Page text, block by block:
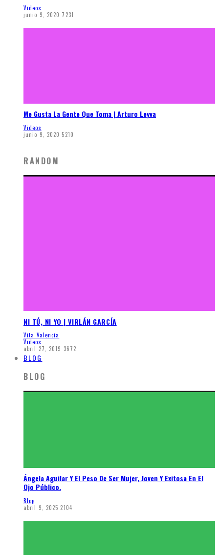
Videos
junio 9, 2020 7231
Me Gusta La Gente Que Toma | Arturo Leyva
Videos
junio 9, 2020 5210
RANDOM
NI TÚ, NI YO | VIRLÁN GARCÍA
Vita Valencia
Videos
abril 27, 2019 3672
BLOG
BLOG
Ángela Aguilar Y El Peso De Ser Mujer, Joven Y Exitosa En El
Ojo Público.
Blog
abril 9, 2025 2104